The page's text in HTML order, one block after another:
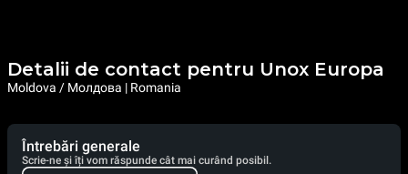
Detalii de contact pentru Unox Europa
Moldova / Молдова | Romania
Întrebări generale
Scrie-ne și îți vom răspunde cât mai curând posibil.